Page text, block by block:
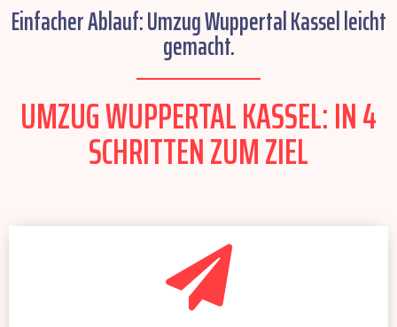
Einfacher Ablauf: Umzug Wuppertal Kassel leicht
gemacht.
UMZUG WUPPERTAL KASSEL: IN 4
SCHRITTEN ZUM ZIEL